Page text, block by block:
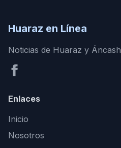
Huaraz en Línea
Noticias de Huaraz y Áncash
Enlaces
Inicio
Nosotros